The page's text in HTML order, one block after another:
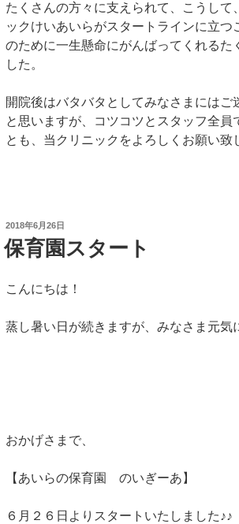
たくさんの方々に支えられて、こうして
ックけいあいらがスタートラインに立つ
のために一生懸命にがんばってくれるた
した。
開院後はバタバタとしてみなさまには
と思いますが、コツコツとスタッフ全
とも、当クリニックをよろしくお願い致
投
稿
日:
2018年6月26日
保育園スタート
こんにちは！
蒸し暑い日が続きますが、みなさま元気
おかげさまで、
【あいらの保育園 のいぎーあ】
６月２６日よりスタートいたしました♪♪